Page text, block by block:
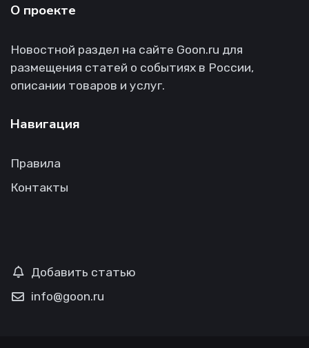
О проекте
Новостной раздел на сайте Goon.ru для
размещения статей о событиях в России,
описании товаров и услуг.
Навигация
Правила
Контакты
Добавить статью
info@goon.ru